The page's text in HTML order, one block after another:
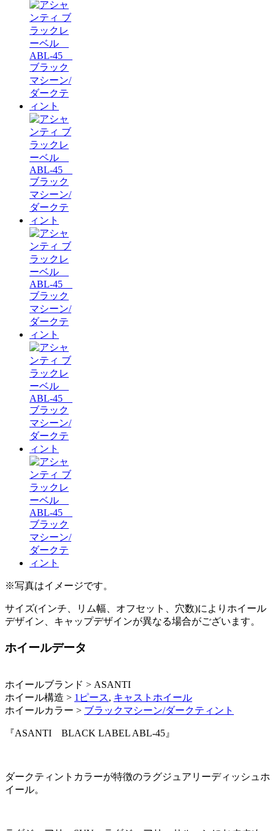
※写真はイメージです。
サイズ(インチ、リム幅、オフセット、穴数)によりホイール
デザイン、キャップデザインが異なる場合がございます。
ホイールデータ
ホイールブランド > ASANTI
ホイール構造 > 1ピース, キャストホイール
ホイールカラー > ブラックマシーン/ダークティント
『ASANTI BLACK LABEL ABL-45』
ダークティントカラーが特徴のラグジュアリーディッシュホ
イール。